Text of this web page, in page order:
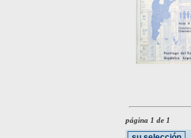
página 1 de 1